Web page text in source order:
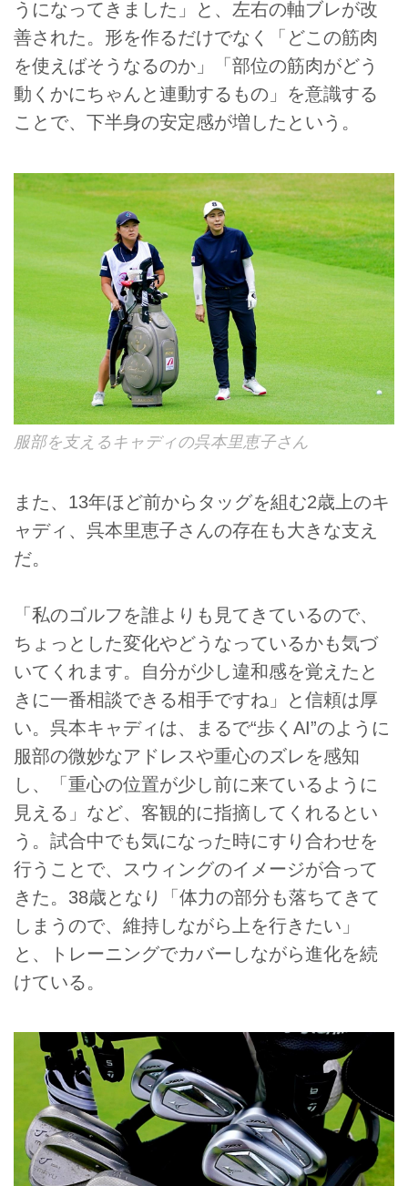
うになってきました」と、左右の軸ブレが改
善された。形を作るだけでなく「どこの筋肉
を使えばそうなるのか」「部位の筋肉がどう
動くかにちゃんと連動するもの」を意識する
ことで、下半身の安定感が増したという。
服部を支えるキャディの呉本里恵子さん
また、13年ほど前からタッグを組む2歳上のキ
ャディ、呉本里恵子さんの存在も大きな支え
だ。
「私のゴルフを誰よりも見てきているので、
ちょっとした変化やどうなっているかも気づ
いてくれます。自分が少し違和感を覚えたと
きに一番相談できる相手ですね」と信頼は厚
い。呉本キャディは、まるで“歩くAI”のように
服部の微妙なアドレスや重心のズレを感知
し、「重心の位置が少し前に来ているように
見える」など、客観的に指摘してくれるとい
う。試合中でも気になった時にすり合わせを
行うことで、スウィングのイメージが合って
きた。38歳となり「体力の部分も落ちてきて
しまうので、維持しながら上を行きたい」
と、トレーニングでカバーしながら進化を続
けている。